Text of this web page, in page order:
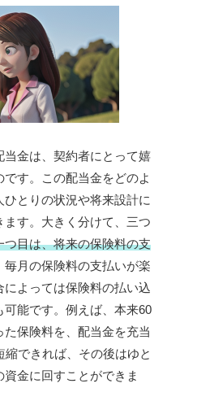
金は、契約者にとって嬉
す。この配当金をどのよ
とりの状況や将来設計に
ます。大きく分けて、三つ
つ目は、将来の保険料の支
毎月の保険料の支払いが楽
よっては保険料の払い込
能です。例えば、本来60
保険料を、配当金を充当
できれば、その後はゆと
金に回すことができま